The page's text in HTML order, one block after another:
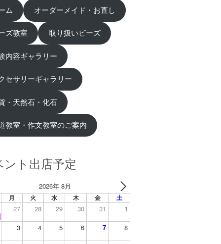
ム オーダーメイド・お直し
ズ教室 取り扱いビーズ
内容ギャラリー
セサリーギャラリー
・天然石・化石
教室・作文教室のご案内
ント出店予定
2026年 8月
月 火 水 木 金 土
27 28 29 30 31
1
3
4 5 6 7 8